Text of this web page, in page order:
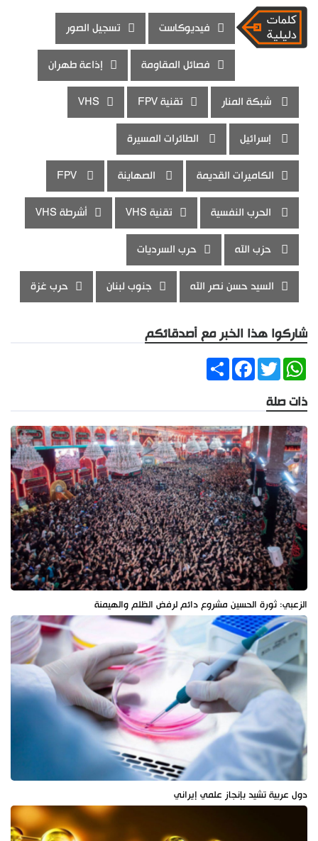
فيديوكاست تسجيل الصور
فصائل المقاومة إذاعة طهران
شبكة المنار تقنية FPV VHS
إسرائيل الطائرات المسيرة
الكاميرات القديمة الصهاينة
الحرب النفسية تقنية VHS أشرطة VHS
حزب الله حرب السرديات
السيد حسن نصر الله جنوب لبنان حرب غزة
شاركوا هذا الخبر مع أصدقائكم
ShareFacebookTwitter
WhatsApp
ذات صلة
الزعبي: ثورة الحسين مشروع دائم لرفض الظلم والهيمنة
دول عربية تشيد بإنجاز علمي إيراني